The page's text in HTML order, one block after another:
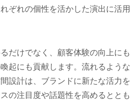
ぞれの個性を活かした演出に活用
だけでなく、顧客体験の向上にも
起にも貢献します。流れるような
設計は、ブランドに新たな活力を
の注目度や話題性を高めるととも